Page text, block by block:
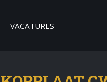
VACATURES